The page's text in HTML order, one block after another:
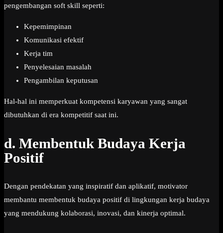
pengembangan soft skill seperti:
Kepemimpinan
Komunikasi efektif
Kerja tim
Penyelesaian masalah
Pengambilan keputusan
Hal-hal ini memperkuat kompetensi karyawan yang sangat
dibutuhkan di era kompetitif saat ini.
d. Membentuk Budaya Kerja
Positif
Dengan pendekatan yang inspiratif dan aplikatif, motivator
membantu membentuk budaya positif di lingkungan kerja budaya
yang mendukung kolaborasi, inovasi, dan kinerja optimal.